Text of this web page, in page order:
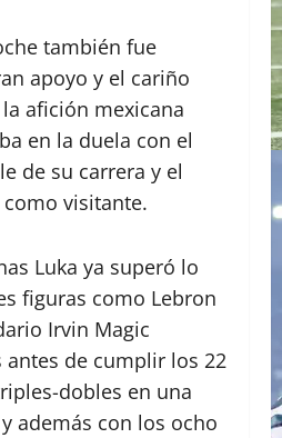
también fue
apoyo y el cariño
afición mexicana
en la duela con el
de su carrera y el
visitante.
Luka ya superó lo
figuras como Lebron
Irvin Magic
antes de cumplir los 22
dobles en una
además con los ocho